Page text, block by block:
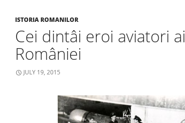
ISTORIA ROMANILOR
Cei dintâi eroi aviatori ai
României
JULY 19, 2015